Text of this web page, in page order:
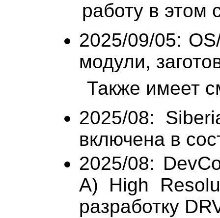
работу в этом
2025/09/05:
модули,
Также имеет
2025/08:
включена в
2025/08:
A) High
разработку